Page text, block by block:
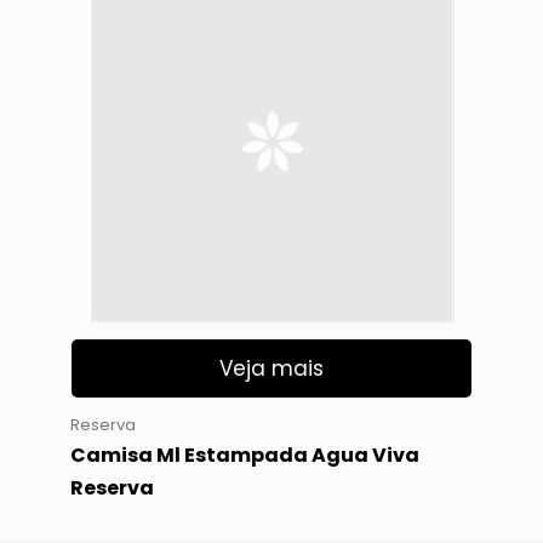
Veja mais
Reserva
Camisa Ml Estampada Agua Viva
Reserva